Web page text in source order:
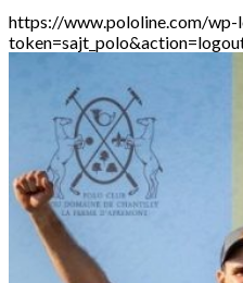
https://www.pololine.com/wp-